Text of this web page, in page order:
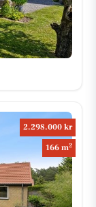
2.298.000 kr
166 m2